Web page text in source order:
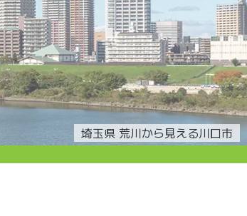
埼玉県 荒川から見える川口市